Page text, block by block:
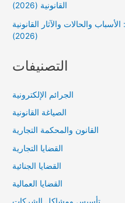
القانونية (2026)
والحالات والآثار القانونية
(2026)
التصنيفات
الجرائم الإلكترونية
الصياغة القانونية
القانون والمحكمة التجارية
القضايا التجارية
القضايا الجنائية
القضايا العمالية